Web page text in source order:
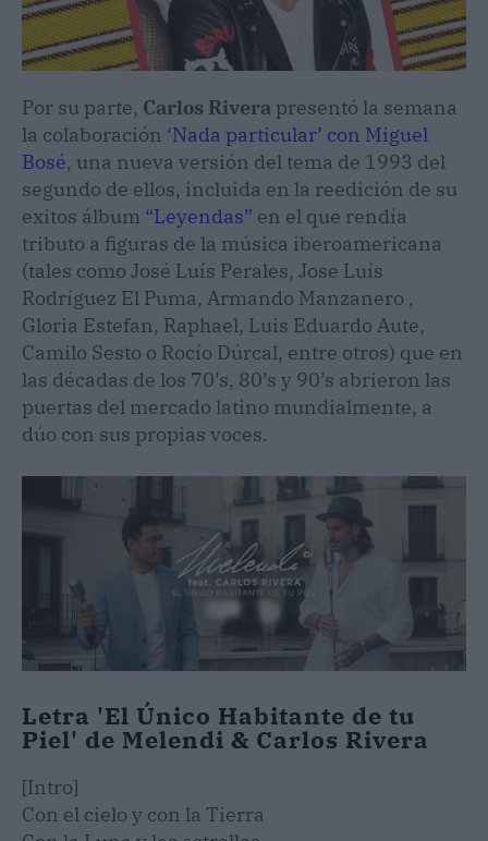
Por su parte, Carlos Rivera presentó la semana
la colaboración ‘Nada particular’ con Miguel
Bosé, una nueva versión del tema de 1993 del
segundo de ellos, incluida en la reedición de su
exitos álbum “Leyendas” en el que rendía
tributo a figuras de la música iberoamericana
(tales como José Luís Perales, Jose Luís
Rodríguez El Puma, Armando Manzanero ,
Gloria Estefan, Raphael, Luis Eduardo Aute,
Camilo Sesto o Rocío Dúrcal, entre otros) que en
las décadas de los 70’s, 80’s y 90’s abrieron las
puertas del mercado latino mundialmente, a
dúo con sus propias voces.
Letra 'El Único Habitante de tu
Piel' de Melendi & Carlos Rivera
[Intro]
Con el cielo y con la Tierra